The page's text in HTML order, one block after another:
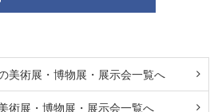
美術展・博物展・展示会一覧へ
術展・博物展・展示会一覧へ